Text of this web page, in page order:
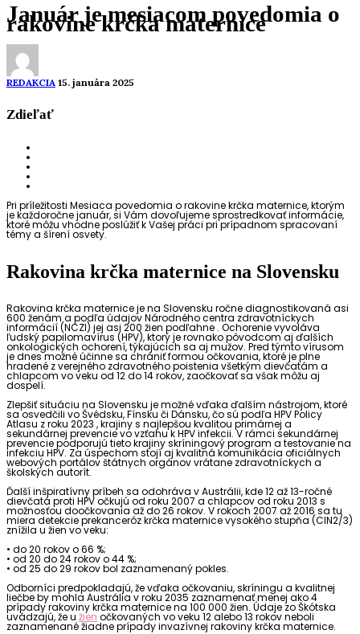
Január je mesiacom povedomia o
rakovine krčka maternice
REDAKCIA 15. januára 2025
Zdieľať
Pri príležitosti Mesiaca povedomia o rakovine krčka maternice, ktorým
je každoročne január, si Vám dovoľujeme sprostredkovať informácie,
ktoré môžu vhodne poslúžiť k Vašej práci pri prípadnom spracovaní
témy a šírení osvety.
Rakovina krčka maternice na Slovensku
Rakovina krčka maternice je na Slovensku ročne diagnostikovaná asi
600 ženám a podľa údajov Národného centra zdravotníckych
informácií (NCZI) jej asi 200 žien podľahne . Ochorenie vyvoláva
ľudský papilomavírus (HPV), ktorý je rovnako pôvodcom aj ďalších
onkologických ochorení, týkajúcich sa aj mužov. Pred týmto vírusom
je dnes možné účinne sa chrániť formou očkovania, ktoré je plne
hradené z verejného zdravotného poistenia všetkým dievčatám a
chlapcom vo veku od 12 do 14 rokov, zaočkovať sa však môžu aj
dospelí.
Zlepšiť situáciu na Slovensku je možné vďaka ďalším nástrojom, ktoré
sa osvedčili vo Švédsku, Fínsku či Dánsku, čo sú podľa HPV Policy
Atlasu z roku 2023 , krajiny s najlepšou kvalitou primárnej a
sekundárnej prevencie vo vzťahu k HPV infekcii. V rámci sekundárnej
prevencie podporujú tieto krajiny skríningový program a testovanie na
infekciu HPV. Za úspechom stojí aj kvalitná komunikácia oficiálnych
webových portálov štátnych orgánov vrátane zdravotníckych a
školských autorít.
Ďalší inšpiratívny príbeh sa odohráva v Austrálii, kde 12 až 13-ročné
dievčatá proti HPV očkujú od roku 2007 a chlapcov od roku 2013 s
možnosťou doočkovania až do 26 rokov. V rokoch 2007 až 2016 sa tu
miera detekcie prekanceróz krčka maternice vysokého stupňa (CIN2/3)
znížila u žien vo veku:
• do 20 rokov o 66 %;
• od 20 do 24 rokov o 44 %;
• od 25 do 29 rokov bol zaznamenaný pokles.
Odborníci predpokladajú, že vďaka očkovaniu, skríningu a kvalitnej
liečbe by mohla Austrália v roku 2035 zaznamenať menej ako 4
prípady rakoviny krčka maternice na 100 000 žien. Údaje zo Škótska
uvádzajú, že u žien očkovaných vo veku 12 alebo 13 rokov neboli
zaznamenané žiadne prípady invazívnej rakoviny krčka maternice.